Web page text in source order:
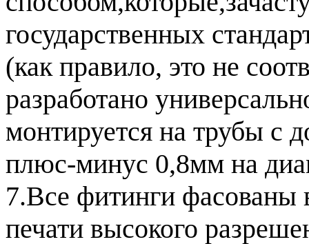
государственных
(как правило, это не
разработано
монтируется на трубы с
плюс-минус 0,8мм на
7.Все фитинги фасованы
печати высокого